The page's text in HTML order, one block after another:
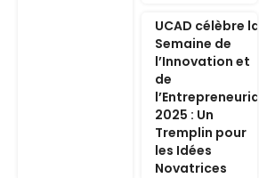
UCAD célèbre la
Semaine de
l’Innovation et
de
l’Entrepreneuriat
2025 : Un
Tremplin pour
les Idées
Novatrices